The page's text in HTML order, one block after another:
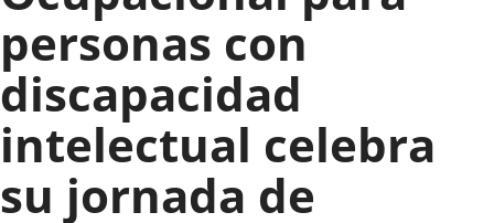
personas con
discapacidad
intelectual celebra
su jornada de